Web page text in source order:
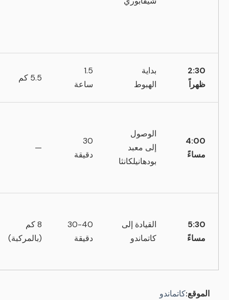
2:30
ظهراً
بداية
الهبوط
1.5
ساعة
5.5 كم
4:00
مساءً
الوصول
إلى معبد
بودهانيلكانثا
30
دقيقة
—
5:30
مساءً
القيادة إلى
كاتماندو
30-40
دقيقة
8 كم
(بالمركبة)
الموقع:كاتماندو